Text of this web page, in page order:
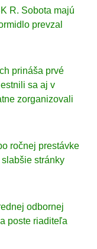
R. Sobota majú
prevzal
prináša prvé
sa aj v
zorganizovali
ročnej prestávke
stránky
odbornej
poste riaditeľa